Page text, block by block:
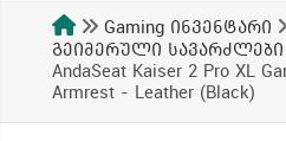
Gaming ინვენტარი
გეიმერული სავარძლები
AndaSeat Kaiser 2 Pro XL
Armrest - Leather (Black)